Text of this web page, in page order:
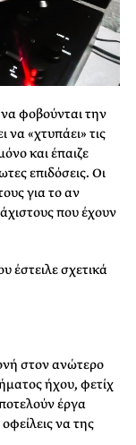
φοβούνται την
«χτυπάει» τις
και έπαιζε
επιδόσεις. Οι
για το αν
που έχουν
έστειλε σχετικά
στον ανώτερο
ήχου, φετίχ
έργα
να της